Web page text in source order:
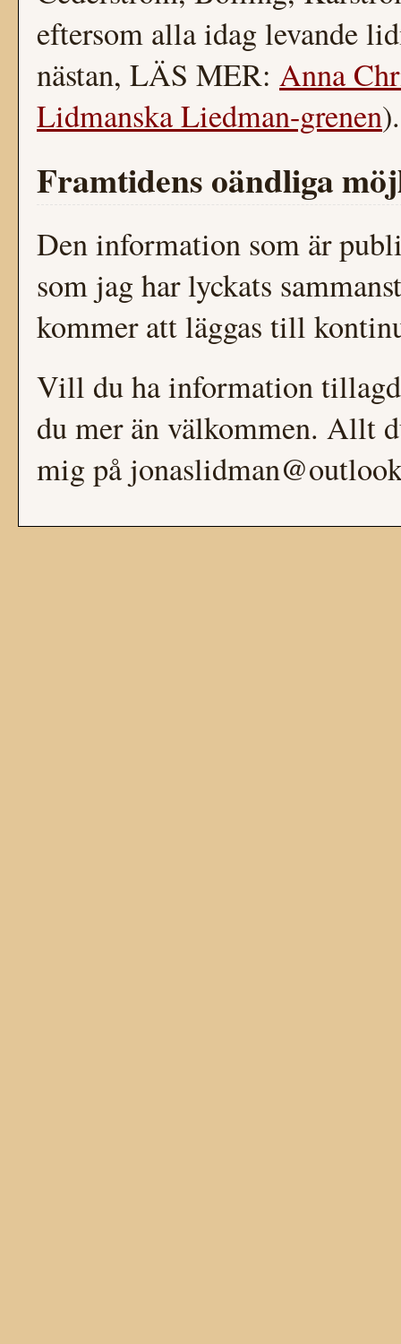
eftersom alla idag levande
nästan, LÄS MER: Anna
Lidmanska Liedman-grenen).
Framtidens oändliga
Den information som är
som jag har lyckats
kommer att läggas till
Vill du ha information
du mer än välkommen. Allt
mig på